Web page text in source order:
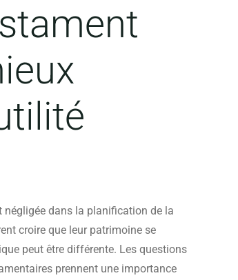
négligée dans la planification de la
croire que leur patrimoine se
peut être différente. Les questions
prennent une importance